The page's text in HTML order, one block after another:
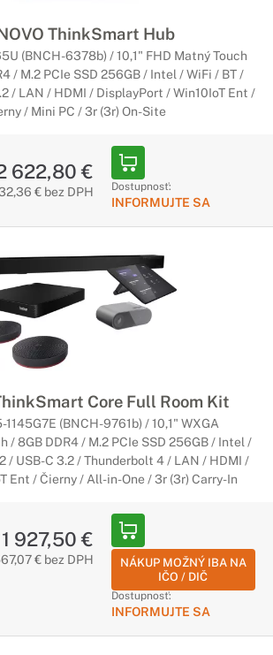
ThinkSmart Hub
(BNCH-6378b) / 10,1" FHD Matný Touch
/ M.2 PCIe SSD 256GB / Intel / WiFi / BT /
/ LAN / HDMI / DisplayPort / Win10IoT Ent /
/ Mini PC / 3r (3r) On-Site
622,80 €
€ bez DPH Dostupnosť:
INFORMUJTE SA
Core Full Room Kit
(BNCH-9761b) / 10,1" WXGA
/ 8GB DDR4 / M.2 PCIe SSD 256GB / Intel /
/ USB-C 3.2 / Thunderbolt 4 / LAN / HDMI /
Ent / Čierny / All-in-One / 3r (3r) Carry-In
1 927,50 €
€ bez DPH
NÁKUP MOŽNÝ IBA NA
IČO / DIČ
Dostupnosť:
INFORMUJTE SA